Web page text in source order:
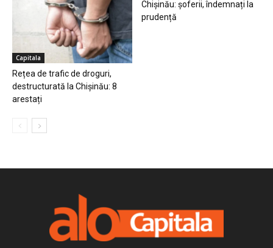
Capitala
Rețea de trafic de droguri,
destructurată la Chișinău: 8
arestați
Chișinău: șoferii, îndemnați la
prudență